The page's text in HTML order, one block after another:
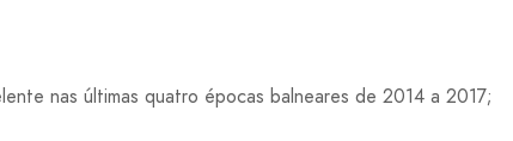
nas últimas quatro épocas balneares de 2014 a 2017;